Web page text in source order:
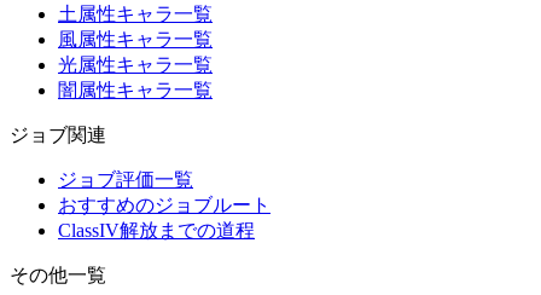
土属性キャラ一覧
風属性キャラ一覧
光属性キャラ一覧
闇属性キャラ一覧
ジョブ関連
ジョブ評価一覧
おすすめのジョブルート
ClassIV解放までの道程
その他一覧